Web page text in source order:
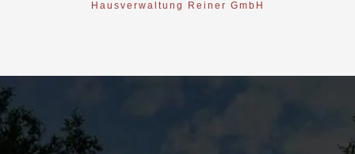
Hausverwaltung Reiner GmbH